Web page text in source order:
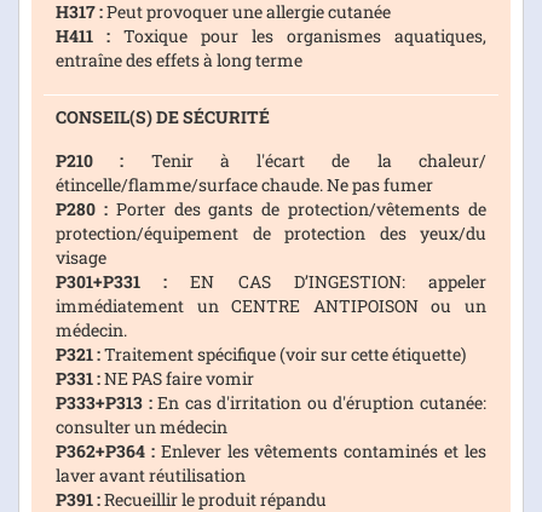
H317 :Peut provoquer une allergie cutanée
H411 : Toxique pour les organismes aquatiques,
entraîne des effets à long terme
CONSEIL(S) DE SÉCURITÉ
P210 : Tenir à l'écart de la chaleur/
étincelle/flamme/surface chaude. Ne pas fumer
P280 :Porter des gants de protection/vêtements de
protection/équipement de protection des yeux/du
visage
P301+P331 : EN CAS D’INGESTION: appeler
immédiatement un CENTRE ANTIPOISON ou un
médecin.
P321 :Traitement spécifique (voir sur cette étiquette)
P331 :NE PAS faire vomir
P333+P313 :En cas d'irritation ou d'éruption cutanée:
consulter un médecin
P362+P364 :Enlever les vêtements contaminés et les
laver avant réutilisation
P391 :Recueillir le produit répandu